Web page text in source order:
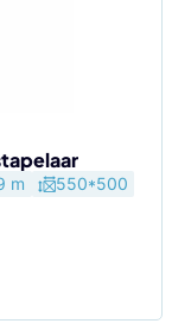
m 550*500